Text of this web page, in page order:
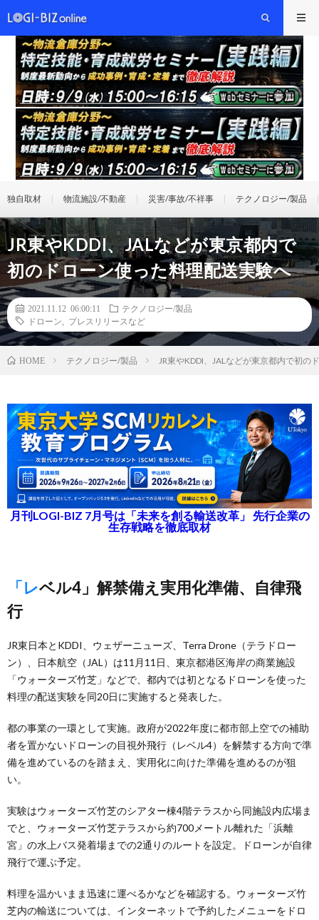
独自取材 物流施設/不動産 災害/事故/不祥事 テクノロジー/製品
JR東やKDDI、JALなどが東京都内で
初のドローン使った料理配送実験へ
2021.11.12 06:00:11
テクノロジー/製品
ドローン
プレスリリースなど
HOME テクノロジー/製品 JR東やKDDI、JALなどが東京都内で初の
月刊LOGI-BIZ 7月号は「未来を創る輸送改革」 先行企業の
生存戦略を徹底取材
「レベル4」解禁備え実用化準備、自律飛
行
JR東日本とKDDI、ウェザーニューズ、Terra Drone（テラドロー
ン）、日本航空（JAL）は11月11日、東京都港区海岸の商業施設
「ウォーターズ竹芝」などで、都内では初となるドローンを使った
料理の配送実験を同20日に実施すると発表した。
都の事業の一環として実施。政府が2022年度に都市部上空での補助
者を置かないドローンの目視外飛行（レベル4）を解禁する方向で準
備を進めているのを踏まえ、実用化に向けた準備を進めるのが狙
い。
実験はウォーターズ竹芝のシアター棟4階テラスから同施設内広場ま
でと、ウォーターズ竹芝テラスから約700メートル離れた「浜離
宮」の水上バス発着場までの2通りのルートを設定。ドローンが自律
飛行で運ぶ予定。
料理を温かいまま迅速に運べるかなどを確認する。ウォーターズ竹
芝内の輸送については、インターネットで予約したメニューをドロ